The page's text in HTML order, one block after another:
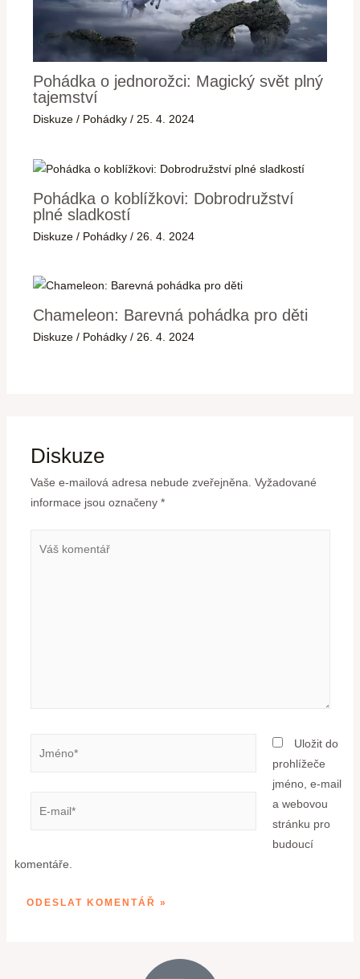
Pohádka o jednorožci: Magický svět plný
tajemství
Diskuze / Pohádky / 25. 4. 2024
Pohádka o koblížkovi: Dobrodružství
plné sladkostí
Diskuze / Pohádky / 26. 4. 2024
Chameleon: Barevná pohádka pro děti
Diskuze / Pohádky /26. 4. 2024
Diskuze
Vaše e-mailová adresa nebude zveřejněna. Vyžadované
informace jsou označeny *
Uložit do
prohlížeče
jméno, e-mail
a webovou
stránku pro
budoucí
komentáře.